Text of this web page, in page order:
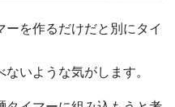
を作るだけだと別にタイ
いような気がします。